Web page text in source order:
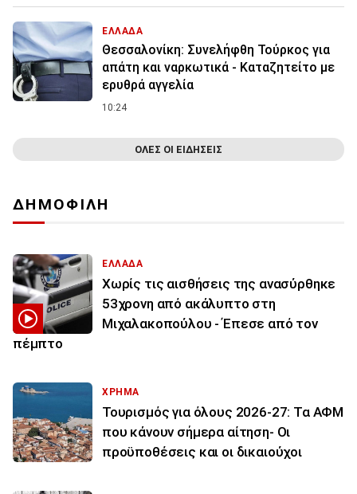
ΕΛΛΑΔΑ
Θεσσαλονίκη: Συνελήφθη Τούρκος για
απάτη και ναρκωτικά - Καταζητείτο με
ερυθρά αγγελία
10:24
ΟΛΕΣ ΟΙ ΕΙΔΗΣΕΙΣ
ΔΗΜΟΦΙΛΗ
ΕΛΛΑΔΑ
Χωρίς τις αισθήσεις της ανασύρθηκε
53χρονη από ακάλυπτο στη
Μιχαλακοπούλου - Έπεσε από τον
πέμπτο
ΧΡΗΜΑ
Τουρισμός για όλους 2026-27: Τα ΑΦΜ
που κάνουν σήμερα αίτηση- Οι
προϋποθέσεις και οι δικαιούχοι